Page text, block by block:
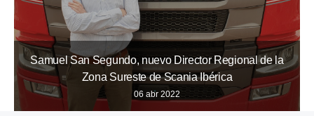
Samuel San Segundo, nuevo Director Regional de la
Zona Sureste de Scania Ibérica
06 abr 2022